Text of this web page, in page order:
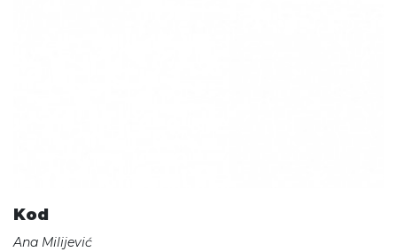
Kod
Ana Milijević